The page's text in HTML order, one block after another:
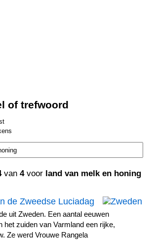
of trefwoord
van4voor land van melk en honing
de Zweedse Luciadag
uit Zweden. Een aantal eeuwen
het zuiden van Varmland een rijke,
Ze werd Vrouwe Rangela